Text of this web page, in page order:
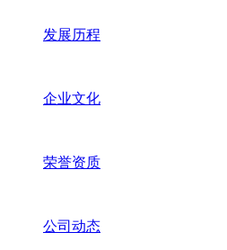
发展历程
企业文化
荣誉资质
公司动态